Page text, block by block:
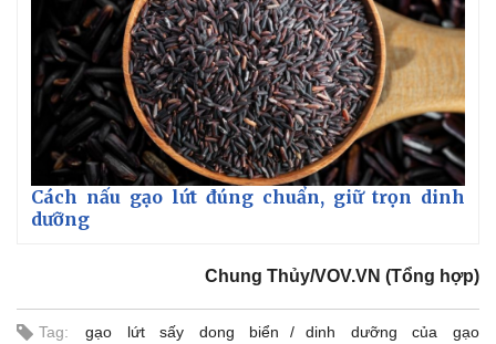
Cách nấu gạo lứt đúng chuẩn, giữ trọn dinh
dưỡng
Chung Thủy/VOV.VN (Tổng hợp)
Tag: gạo lứt sấy dong biển
dinh dưỡng của gạo